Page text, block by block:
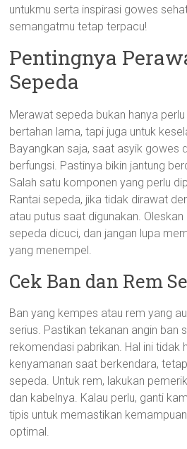
untukmu serta inspirasi gowes
semangatmu tetap terpacu!
Pentingnya
Sepeda
Merawat sepeda bukan hanya
bertahan lama, tapi juga untuk
Bayangkan saja, saat asyik gowes
berfungsi. Pastinya bikin jantung
Salah satu komponen yang perlu
Rantai sepeda, jika tidak dirawat
atau putus saat digunakan.
sepeda dicuci, dan jangan lupa
yang menempel.
Cek Ban dan Rem
Ban yang kempes atau rem yang
serius. Pastikan tekanan angin ban
rekomendasi pabrikan. Hal ini tidak
kenyamanan saat berkendara,
sepeda. Untuk rem, lakukan
dan kabelnya. Kalau perlu, ganti
tipis untuk memastikan
optimal.